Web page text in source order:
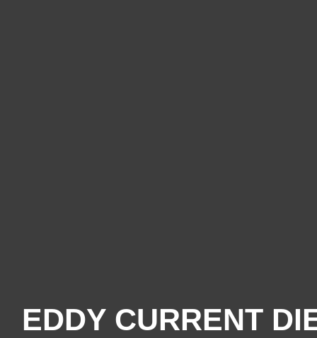
EDDY CURRENT